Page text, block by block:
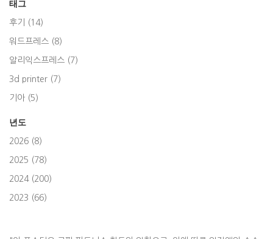
태그
후기 (14)
워드프레스 (8)
알리익스프레스 (7)
3d printer (7)
기아 (5)
년도
2026 (8)
2025 (78)
2024 (200)
2023 (66)